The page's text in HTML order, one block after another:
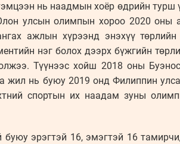
нь наадмын хоёр өдрийн турш
улсын олимпын хороо 2020 оны
ажлын хүрээнд энэхүү
нэг болох дээрх бүжгийн
Түүнээс хойш 2018 оны
жил нь буюу 2019 онд Филиппин
спортын их наадам зуны
буюу эрэгтэй 16, эмэгтэй 16